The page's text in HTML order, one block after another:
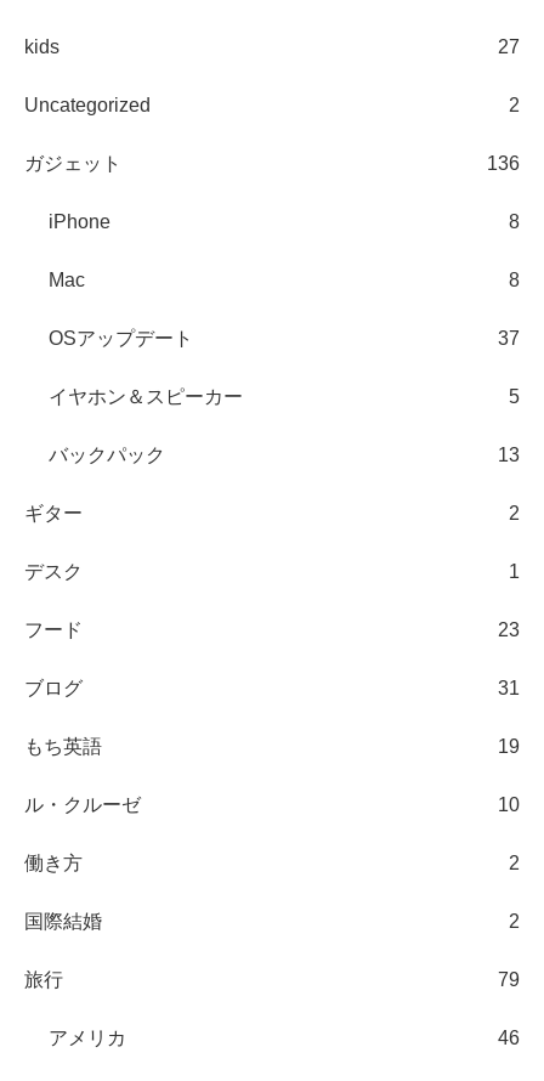
kids 27
Uncategorized 2
ガジェット 136
iPhone 8
Mac 8
OSアップデート 37
イヤホン＆スピーカー 5
バックパック 13
ギター 2
デスク 1
フード 23
ブログ 31
もち英語 19
ル・クルーゼ 10
働き方 2
国際結婚 2
旅行 79
アメリカ 46